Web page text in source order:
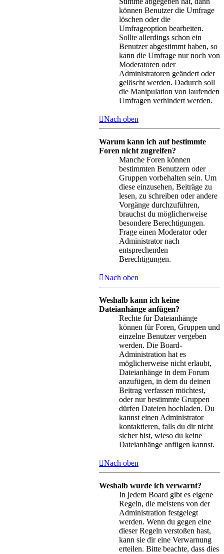
können Benutzer die Umfrage
löschen oder die
Umfrageoption bearbeiten.
Sollte allerdings schon ein
Benutzer abgestimmt haben, so
kann die Umfrage nur noch von
Moderatoren oder
Administratoren geändert oder
gelöscht werden. Dadurch soll
die Manipulation von laufenden
Umfragen verhindert werden.
Nach oben
Warum kann ich auf bestimmte
Foren nicht zugreifen?
Manche Foren können
bestimmten Benutzern oder
Gruppen vorbehalten sein. Um
diese einzusehen, Beiträge zu
lesen, zu schreiben oder andere
Vorgänge durchzuführen,
brauchst du möglicherweise
besondere Berechtigungen.
Frage einen Moderator oder
Administrator nach
entsprechenden
Berechtigungen.
Nach oben
Weshalb kann ich keine
Dateianhänge anfügen?
Rechte für Dateianhänge
können für Foren, Gruppen und
einzelne Benutzer vergeben
werden. Die Board-
Administration hat es
möglicherweise nicht erlaubt,
Dateianhänge in dem Forum
anzufügen, in dem du deinen
Beitrag verfassen möchtest,
oder nur bestimmte Gruppen
dürfen Dateien hochladen. Du
kannst einen Administrator
kontaktieren, falls du dir nicht
sicher bist, wieso du keine
Dateianhänge anfügen kannst.
Nach oben
Weshalb wurde ich verwarnt?
In jedem Board gibt es eigene
Regeln, die meistens von der
Administration festgelegt
werden. Wenn du gegen eine
dieser Regeln verstoßen hast,
kann sie dir eine Verwarnung
erteilen. Bitte beachte, dass dies